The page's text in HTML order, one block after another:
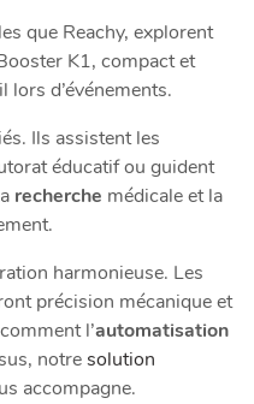
que Reachy, explorent
K1, compact et
lors d’événements.
Ils assistent les
éducatif ou guident
recherche médicale et la
harmonieuse. Les
précision mécanique et
l’automatisation
notresolution
accompagne.